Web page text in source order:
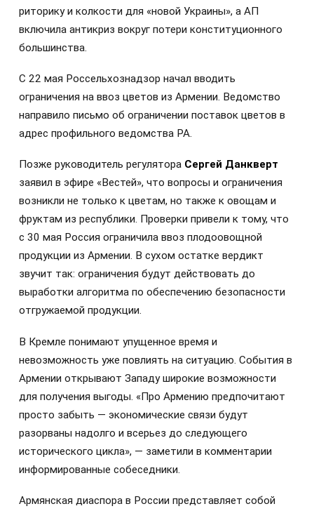
риторику и колкости для «новой Украины», а АП
включила антикриз вокруг потери конституционного
большинства.
С 22 мая Россельхознадзор начал вводить
ограничения на ввоз цветов из Армении. Ведомство
направило письмо об ограничении поставок цветов в
адрес профильного ведомства РА.
Позже руководитель регулятора Сергей Данкверт
заявил в эфире «Вестей», что вопросы и ограничения
возникли не только к цветам, но также к овощам и
фруктам из республики. Проверки привели к тому, что
с 30 мая Россия ограничила ввоз плодоовощной
продукции из Армении. В сухом остатке вердикт
звучит так: ограничения будут действовать до
выработки алгоритма по обеспечению безопасности
отгружаемой продукции.
В Кремле понимают упущенное время и
невозможность уже повлиять на ситуацию. События в
Армении открывают Западу широкие возможности
для получения выгоды. «Про Армению предпочитают
просто забыть — экономические связи будут
разорваны надолго и всерьез до следующего
исторического цикла», — заметили в комментарии
информированные собеседники.
Армянская диаспора в России представляет собой